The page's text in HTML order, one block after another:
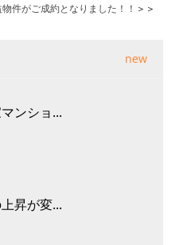
件がご成約となりました！！ ＞＞
new
ンショ...
昇が変...